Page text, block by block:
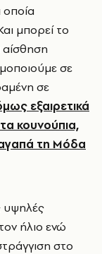
μπορεί το
σε
σε
εξαιρετικά
κουνούπια,
τη Μόδα
υψηλές
ήλιο ενώ
στο